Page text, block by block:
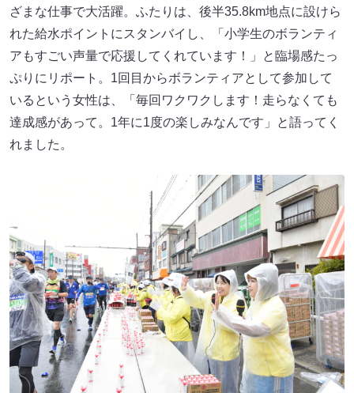
ざまな仕事で大活躍。ふたりは、後半35.8km地点に設けら
れた給水ポイントにスタンバイし、「小学生のボランティ
アもすごい声量で応援してくれています！」と臨場感たっ
ぷりにリポート。1回目からボランティアとして参加して
いるという女性は、「毎回ワクワクします！走らなくても
達成感があって。1年に1度の楽しみなんです」と語ってく
れました。